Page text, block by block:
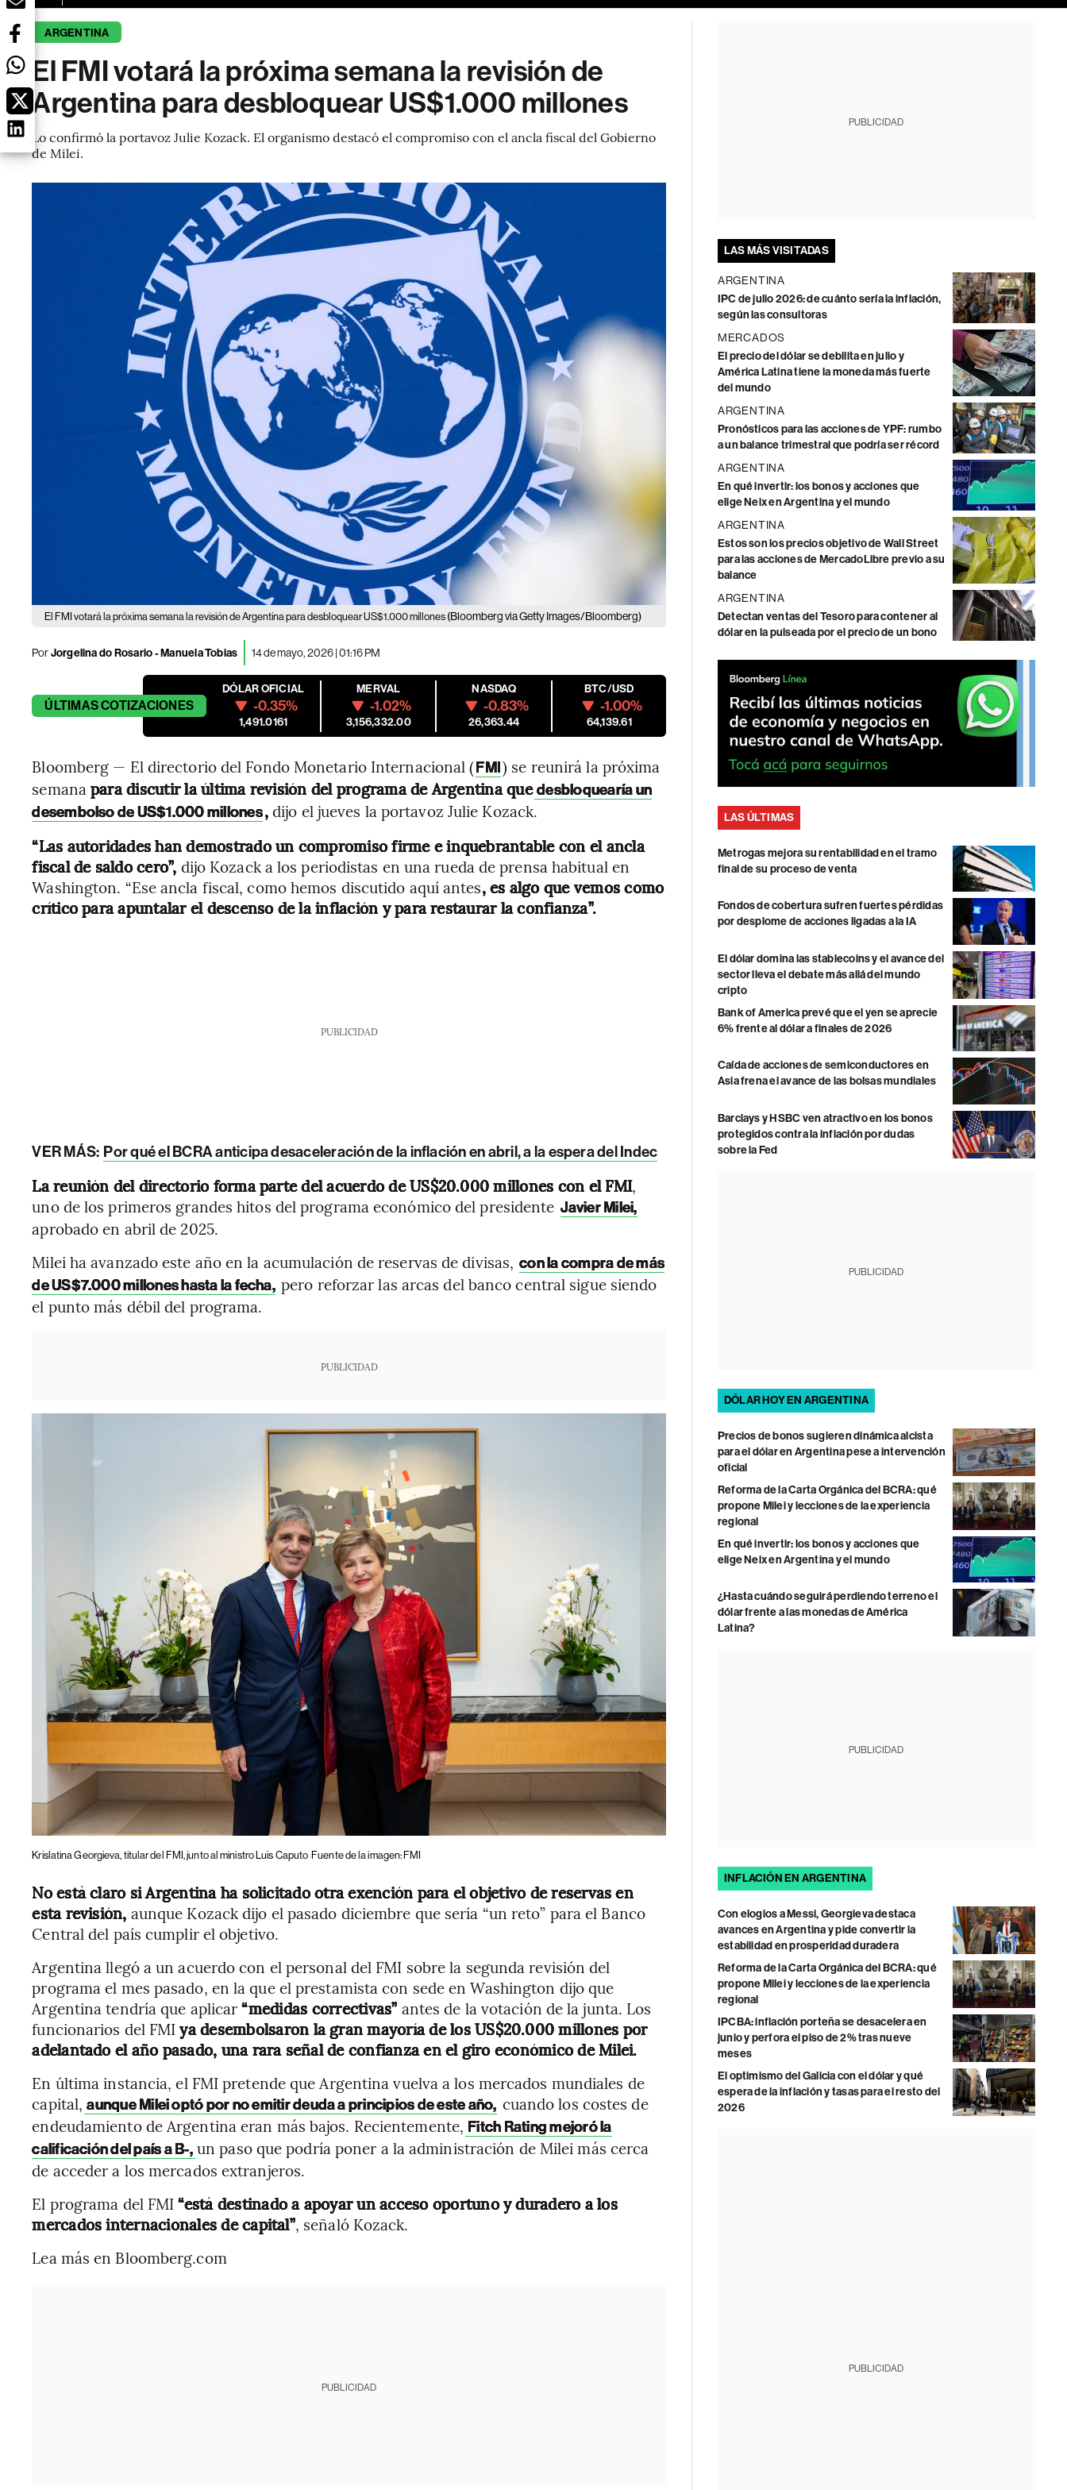
ARGENTINA
El FMI votará la próxima semana la revisión de
Argentina para desbloquear US$1.000 millones
Lo confirmó la portavoz Julie Kozack. El organismo destacó el compromiso con el ancla fiscal del Gobierno
de Milei.
El FMI votará la próxima semana la revisión de Argentina para desbloquear US$1.000 millones (Bloomberg via Getty Images/Bloomberg)
PorJorgelina do Rosario - Manuela Tobias 14 de mayo, 2026 | 01:16 PM
ÚLTIMASCOTIZACIONES
DÓLAR OFICIAL
-0.35%
1,491.0161
MERVAL
-1.02%
3,156,332.00
NASDAQ
-0.83%
26,363.44
BTC/USD
-1.00%
64,139.61
Bloomberg — El directorio del Fondo Monetario Internacional (FMI) se reunirá la próxima
semanapara discutir la última revisión del programa de Argentina que desbloquearía un
desembolso de US$1.000 millones,dijo el jueves la portavoz Julie Kozack.
“Las autoridades han demostrado un compromiso firme e inquebrantable con el ancla
fiscal de saldo cero”, dijo Kozack a los periodistas en una rueda de prensa habitual en
Washington. “Ese ancla fiscal, como hemos discutido aquí antes, es algo que vemos como
crítico para apuntalar el descenso de la inflación y para restaurar la confianza”.
PUBLICIDAD
VER MÁS: Por qué el BCRA anticipa desaceleración de la inflación en abril, a la espera del Indec
La reunión del directorio forma parte del acuerdo de US$20.000 millones con el FMI,
uno de los primeros grandes hitos del programa económico del presidente Javier Milei,
aprobado en abril de 2025.
Milei ha avanzado este año en la acumulación de reservas de divisas, con la compra de más
de US$7.000 millones hasta la fecha, pero reforzar las arcas del banco central sigue siendo
el punto más débil del programa.
PUBLICIDAD
Krislatina Georgieva, titular del FMI, junto al ministro Luis Caputo Fuente de la imagen: FMI
No está claro si Argentina ha solicitado otra exención para el objetivo de reservas en
esta revisión, aunque Kozack dijo el pasado diciembre que sería “un reto” para el Banco
Central del país cumplir el objetivo.
Argentina llegó a un acuerdo con el personal del FMI sobre la segunda revisión del
programa el mes pasado, en la que el prestamista con sede en Washington dijo que
Argentina tendría que aplicar“medidas correctivas” antes de la votación de la junta. Los
funcionarios del FMIya desembolsaron la gran mayoría de los US$20.000 millones por
adelantado el año pasado, una rara señal de confianza en el giro económico de Milei.
En última instancia, el FMI pretende que Argentina vuelva a los mercados mundiales de
capital, aunque Milei optó por no emitir deuda a principios de este año, cuando los costes de
endeudamiento de Argentina eran más bajos. Recientemente, Fitch Rating mejoró la
calificación del país a B-, un paso que podría poner a la administración de Milei más cerca
de acceder a los mercados extranjeros.
El programa del FMI“está destinado a apoyar un acceso oportuno y duradero a los
mercados internacionales de capital”, señaló Kozack.
Lea más en Bloomberg.com
PUBLICIDAD
PUBLICIDAD
LAS MÁS VISITADAS
ARGENTINA
IPC de julio 2026: de cuánto sería la inflación,
según las consultoras
MERCADOS
El precio del dólar se debilita en julio y
América Latina tiene la moneda más fuerte
del mundo
ARGENTINA
Pronósticos para las acciones de YPF: rumbo
a un balance trimestral que podría ser récord
ARGENTINA
En qué invertir: los bonos y acciones que
elige Neix en Argentina y el mundo
ARGENTINA
Estos son los precios objetivo de Wall Street
para las acciones de MercadoLibre previo a su
balance
ARGENTINA
Detectan ventas del Tesoro para contener al
dólar en la pulseada por el precio de un bono
LAS ÚLTIMAS
Metrogas mejora su rentabilidad en el tramo
final de su proceso de venta
Fondos de cobertura sufren fuertes pérdidas
por desplome de acciones ligadas a la IA
El dólar domina las stablecoins y el avance del
sector lleva el debate más allá del mundo
cripto
Bank of America prevé que el yen se aprecie
6% frente al dólar a finales de 2026
Caída de acciones de semiconductores en
Asia frena el avance de las bolsas mundiales
Barclays y HSBC ven atractivo en los bonos
protegidos contra la inflación por dudas
sobre la Fed
PUBLICIDAD
DÓLAR HOY EN ARGENTINA
Precios de bonos sugieren dinámica alcista
para el dólar en Argentina pese a intervención
oficial
Reforma de la Carta Orgánica del BCRA: qué
propone Milei y lecciones de la experiencia
regional
En qué invertir: los bonos y acciones que
elige Neix en Argentina y el mundo
¿Hasta cuándo seguirá perdiendo terreno el
dólar frente a las monedas de América
Latina?
PUBLICIDAD
INFLACIÓN EN ARGENTINA
Con elogios a Messi, Georgieva destaca
avances en Argentina y pide convertir la
estabilidad en prosperidad duradera
Reforma de la Carta Orgánica del BCRA: qué
propone Milei y lecciones de la experiencia
regional
IPCBA: inflación porteña se desacelera en
junio y perfora el piso de 2% tras nueve
meses
El optimismo del Galicia con el dólar y qué
espera de la inflación y tasas para el resto del
2026
PUBLICIDAD